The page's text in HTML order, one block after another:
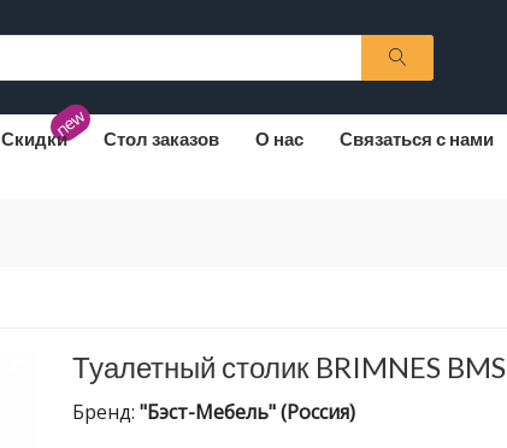
new
Скидки Стол заказов О нас Связаться с нами
Туалетный столик BRIMNES BMS
Бренд: "Бэст-Мебель" (Россия)